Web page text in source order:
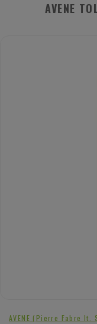
AVENE
AVENE (Pierre Fabre It.